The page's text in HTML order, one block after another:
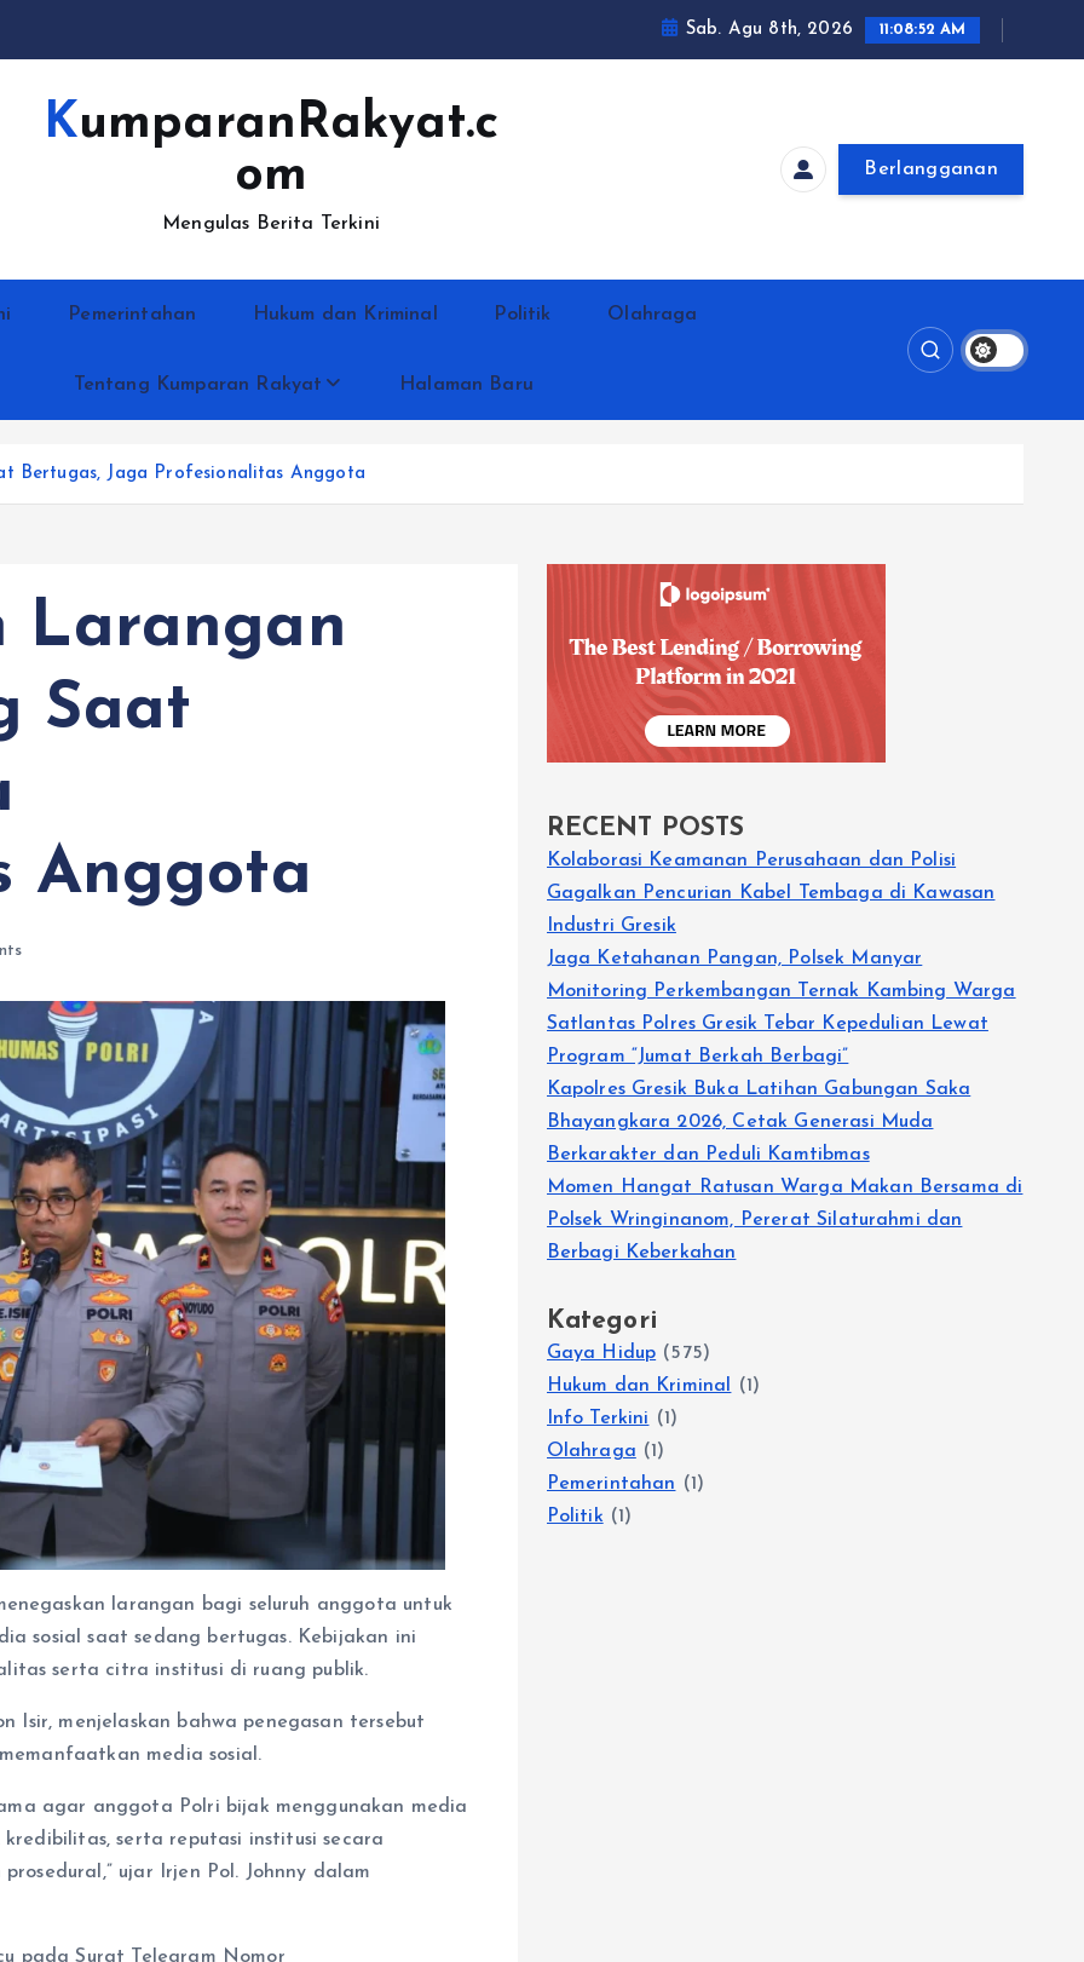
Sab. Agu 8th, 2026 11:08:53 AM
KumparanRakyat.c
om
Mengulas Berita Terkini
Berlangganan
Pemerintahan Hukum dan Kriminal Politik Olahraga
Tentang Kumparan Rakyat Halaman Baru
Bertugas, Jaga Profesionalitas Anggota
Larangan
Saat
Anggota
larangan bagi seluruh anggota untuk
sosial saat sedang bertugas. Kebijakan ini
serta citra institusi di ruang publik.
Isir, menjelaskan bahwa penegasan tersebut
media sosial.
agar anggota Polri bijak menggunakan media
serta reputasi institusi secara
ujar Irjen Pol. Johnny dalam
pada Surat Telegram Nomor
RECENT POSTS
Kolaborasi Keamanan Perusahaan dan Polisi
Gagalkan Pencurian Kabel Tembaga di Kawasan
Industri Gresik
Jaga Ketahanan Pangan, Polsek Manyar
Monitoring Perkembangan Ternak Kambing Warga
Satlantas Polres Gresik Tebar Kepedulian Lewat
Program “Jumat Berkah Berbagi”
Kapolres Gresik Buka Latihan Gabungan Saka
Bhayangkara 2026, Cetak Generasi Muda
Berkarakter dan Peduli Kamtibmas
Momen Hangat Ratusan Warga Makan Bersama di
Polsek Wringinanom, Pererat Silaturahmi dan
Berbagi Keberkahan
Kategori
Gaya Hidup (575)
Hukum dan Kriminal
(1)
Info Terkini (1)
Olahraga (1)
Pemerintahan (1)
Politik (1)